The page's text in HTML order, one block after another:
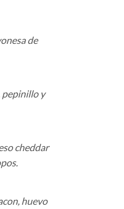
de
pepinillo y
cheddar
huevo